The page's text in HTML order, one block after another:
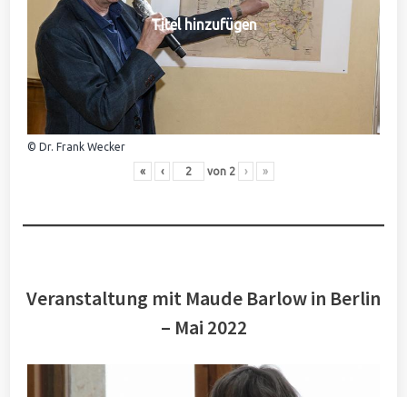
Titel hinzufügen
© Dr. Frank Wecker
« ‹ von 2 › »
Veranstaltung mit Maude Barlow in Berlin
– Mai 2022